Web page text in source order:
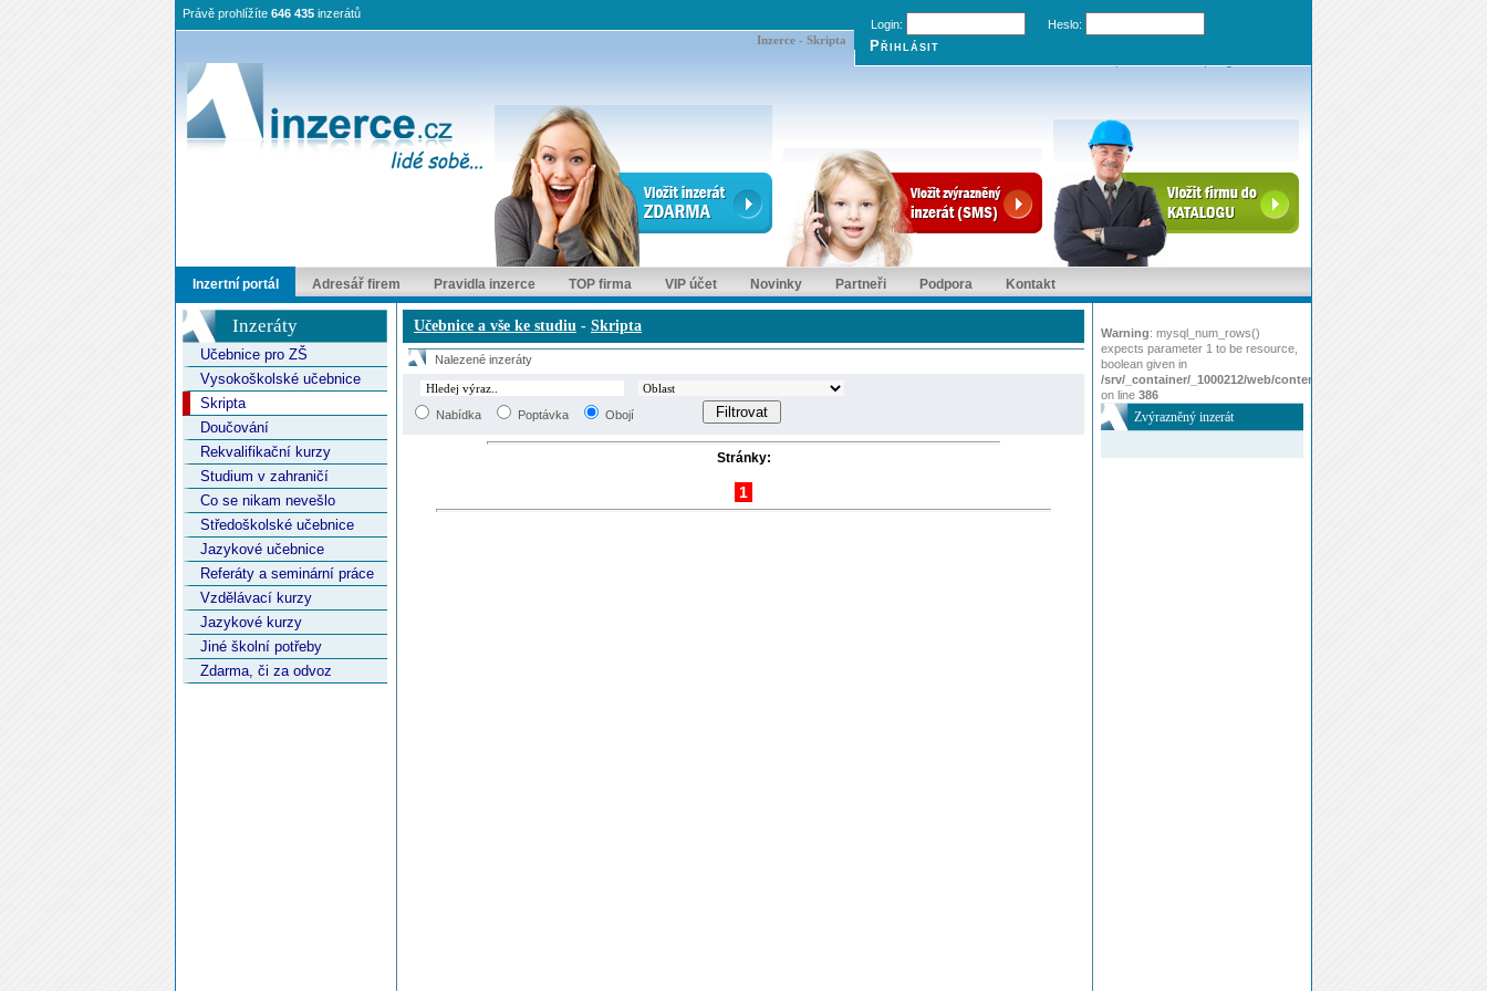
Inzerce - Skripta
Právě prohlížíte 646 435 inzerátů
Login:
Heslo:
Inzertní portál Adresář firem Pravidla inzerce TOP firma VIP účet Novinky Partneři Podpora Kontakt
Inzeráty
Učebnice pro ZŠ
Vysokoškolské učebnice
Skripta
Doučování
Rekvalifikační kurzy
Studium v zahraničí
Co se nikam nevešlo
Středoškolské učebnice
Jazykové učebnice
Referáty a seminární práce
Vzdělávací kurzy
Jazykové kurzy
Jiné školní potřeby
Zdarma, či za odvoz
Učebnice a vše ke studiu - Skripta
Nalezené inzeráty
Nabídka Poptávka Obojí
Stránky:
1
Warning: mysql_num_rows()
expects parameter 1 to be resource,
boolean given in
/srv/_container/_1000212/web/content/www/index.php
on line 386
Zvýrazněný inzerát